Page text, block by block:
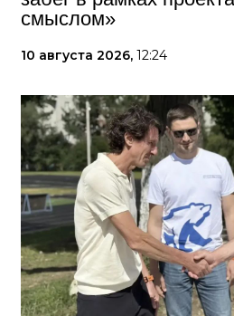
смыслом»
10 августа 2026, 12:24